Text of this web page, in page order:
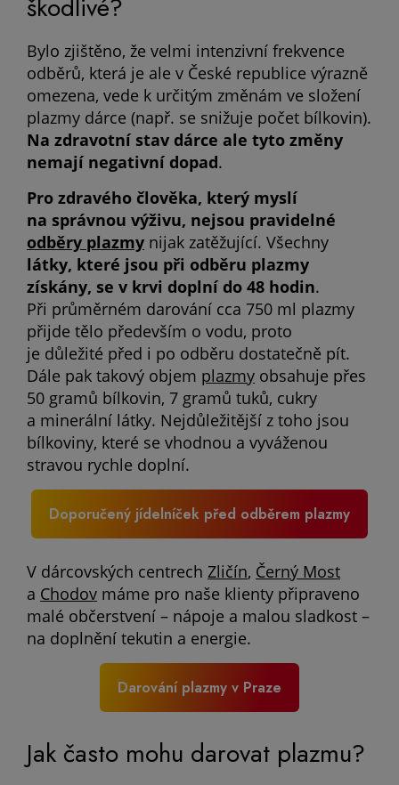
škodlivé?
Bylo zjištěno, že velmi intenzivní frekvence
odběrů, která je ale v České republice výrazně
omezena, vede k určitým změnám ve složení
plazmy dárce (např. se snižuje počet bílkovin).
Na zdravotní stav dárce ale tyto změny
nemají negativní dopad.
Pro zdravého člověka, který myslí
na správnou výživu, nejsou pravidelné
odběry plazmy nijak zatěžující. Všechny
látky, které jsou při odběru plazmy
získány, se v krvi doplní do 48 hodin.
Při průměrném darování cca 750 ml plazmy
přijde tělo především o vodu, proto
je důležité před i po odběru dostatečně pít.
Dále pak takový objem plazmy obsahuje přes
50 gramů bílkovin, 7 gramů tuků, cukry
a minerální látky. Nejdůležitější z toho jsou
bílkoviny, které se vhodnou a vyváženou
stravou rychle doplní.
Doporučený jídelníček před odběrem plazmy
V dárcovských centrech Zličín, Černý Most
a Chodov máme pro naše klienty připraveno
malé občerstvení – nápoje a malou sladkost –
na doplnění tekutin a energie.
Darování plazmy v Praze
Jak často mohu darovat plazmu?